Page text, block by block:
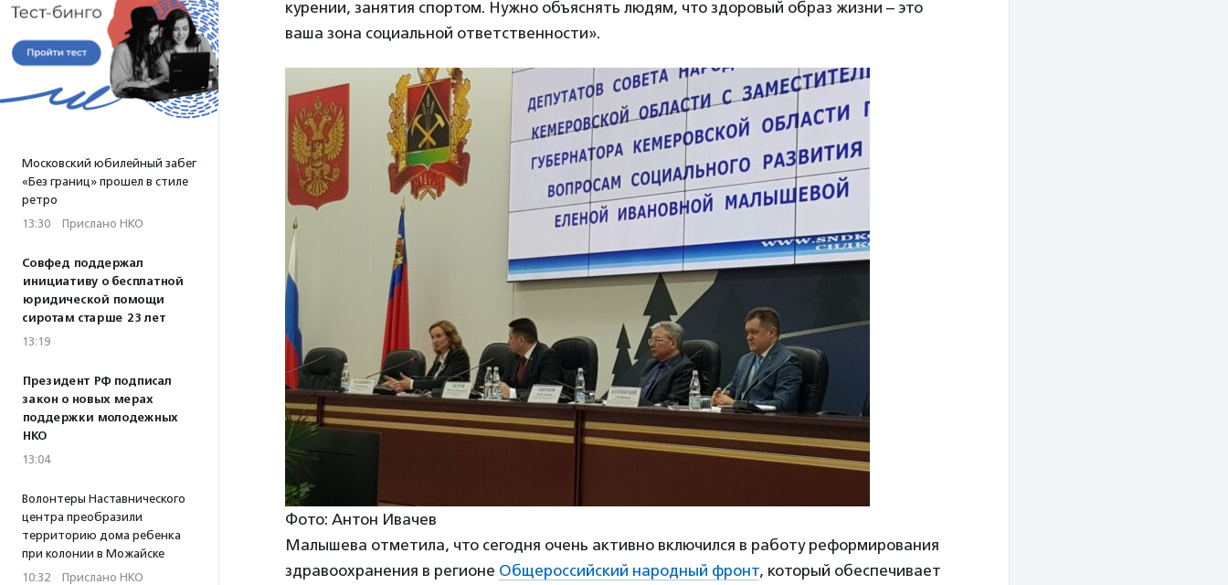
Московский юбилейный забег
«Без границ» прошел в стиле
ретро
13:30 · Прислано НКО
Совфед поддержал
инициативу о бесплатной
юридической помощи
сиротам старше 23 лет
13:19
Президент РФ подписал
закон о новых мерах
поддержки молодежных
НКО
13:04
Волонтеры Наставнического
центра преобразили
территорию дома ребенка
при колонии в Можайске
10:32 · Прислано НКО
курении, занятия спортом. Нужно объяснять людям, что здоровый образ жизни – это
ваша зона социальной ответственности».
Фото: Антон Ивачев
Малышева отметила, что сегодня очень активно включился в работу реформирования
здравоохранения в регионе Общероссийский народный фронт, который обеспечивает